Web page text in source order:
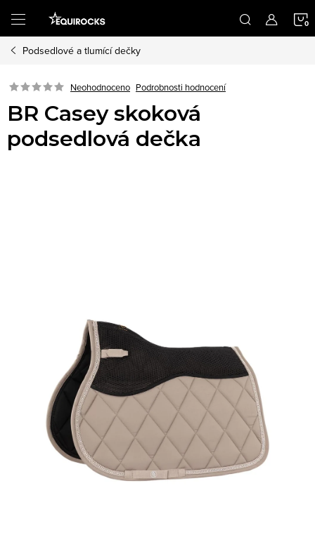
obsah
Podsedlové a tlumící dečky
Neohodnoceno Podrobnosti hodnocení
BR Casey skoková
podsedlová dečka